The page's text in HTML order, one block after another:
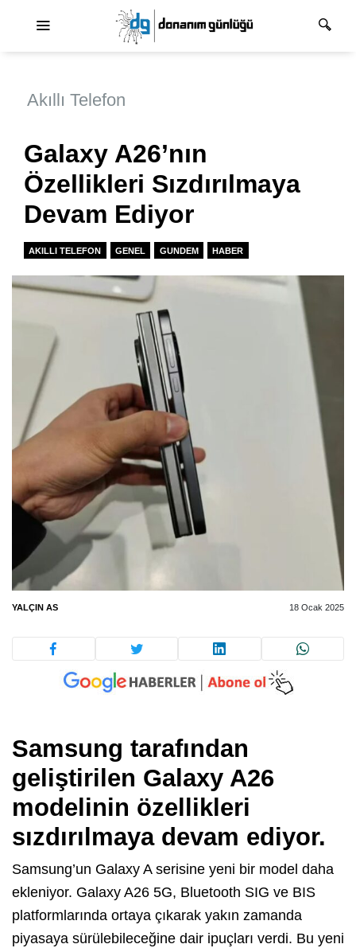
Akıllı Telefon
Galaxy A26’nın
Özellikleri Sızdırılmaya
Devam Ediyor
AKILLI TELEFON GENEL GUNDEM HABER
YALÇIN AS 18 Ocak 2025
Samsung tarafından
geliştirilen Galaxy A26
modelinin özellikleri
sızdırılmaya devam ediyor.
Samsung’un Galaxy A serisine yeni bir model daha
ekleniyor. Galaxy A26 5G, Bluetooth SIG ve BIS
platformlarında ortaya çıkarak yakın zamanda
piyasaya sürülebileceğine dair ipuçları verdi. Bu yeni